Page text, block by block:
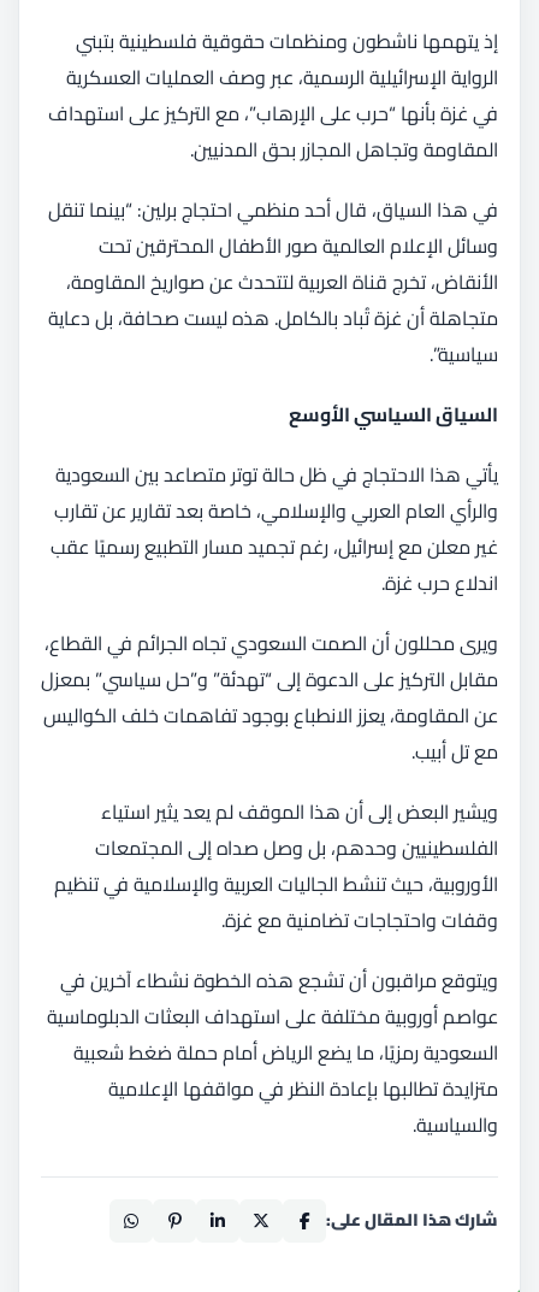
إذ يتهمها ناشطون ومنظمات حقوقية فلسطينية بتبني
الرواية الإسرائيلية الرسمية، عبر وصف العمليات العسكرية
في غزة بأنها “حرب على الإرهاب”، مع التركيز على استهداف
المقاومة وتجاهل المجازر بحق المدنيين.
في هذا السياق، قال أحد منظمي احتجاج برلين: “بينما تنقل
وسائل الإعلام العالمية صور الأطفال المحترقين تحت
الأنقاض، تخرج قناة العربية لتتحدث عن صواريخ المقاومة،
متجاهلة أن غزة تُباد بالكامل. هذه ليست صحافة، بل دعاية
سياسية”.
السياق السياسي الأوسع
يأتي هذا الاحتجاج في ظل حالة توتر متصاعد بين السعودية
والرأي العام العربي والإسلامي، خاصة بعد تقارير عن تقارب
غير معلن مع إسرائيل، رغم تجميد مسار التطبيع رسميًا عقب
اندلاع حرب غزة.
ويرى محللون أن الصمت السعودي تجاه الجرائم في القطاع،
مقابل التركيز على الدعوة إلى “تهدئة” و”حل سياسي” بمعزل
عن المقاومة، يعزز الانطباع بوجود تفاهمات خلف الكواليس
مع تل أبيب.
ويشير البعض إلى أن هذا الموقف لم يعد يثير استياء
الفلسطينيين وحدهم، بل وصل صداه إلى المجتمعات
الأوروبية، حيث تنشط الجاليات العربية والإسلامية في تنظيم
وقفات واحتجاجات تضامنية مع غزة.
ويتوقع مراقبون أن تشجع هذه الخطوة نشطاء آخرين في
عواصم أوروبية مختلفة على استهداف البعثات الدبلوماسية
السعودية رمزيًا، ما يضع الرياض أمام حملة ضغط شعبية
متزايدة تطالبها بإعادة النظر في مواقفها الإعلامية
والسياسية.
شارك هذا المقال على: